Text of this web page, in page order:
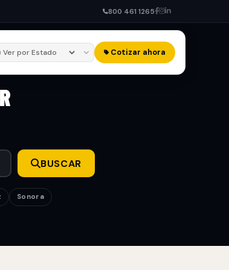
800 461 1265
Cotizar ahora
BUSCAR
Sonora